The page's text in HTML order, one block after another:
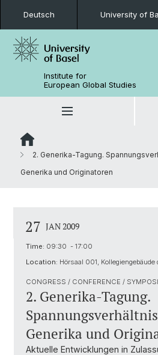
Deutsch University of
Institute for
European Global Studies
2. Generika-Tagung.
Generika und Originatoren
27 JAN 2009
Time: 09:30 - 17:00
Location: Hörsaal 001,
CONGRESS / CONFERENCE /
2. Generika-Tagung.
Generika und
Aktuelle Entwicklungen in